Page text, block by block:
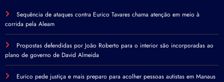
Sequência de ataques contra Eurico Tavares chama atenção em meio à
corrida pela Aleam
Propostas defendidas por João Roberto para o interior são incorporadas ao
plano de governo de David Almeida
Eurico pede justiça e mais preparo para acolher pessoas autistas em Manaus